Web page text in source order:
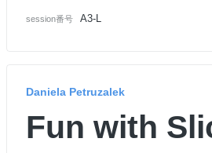
session番号 A3-L
Daniela Petruzalek
Fun with